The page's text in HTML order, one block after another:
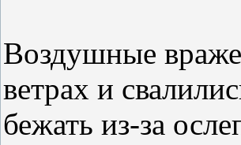
Воздушные
ветрах и
бежать из-за